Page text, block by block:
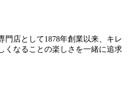
門店として1878年創業以来、キレ
くなることの楽しさを一緒に追求